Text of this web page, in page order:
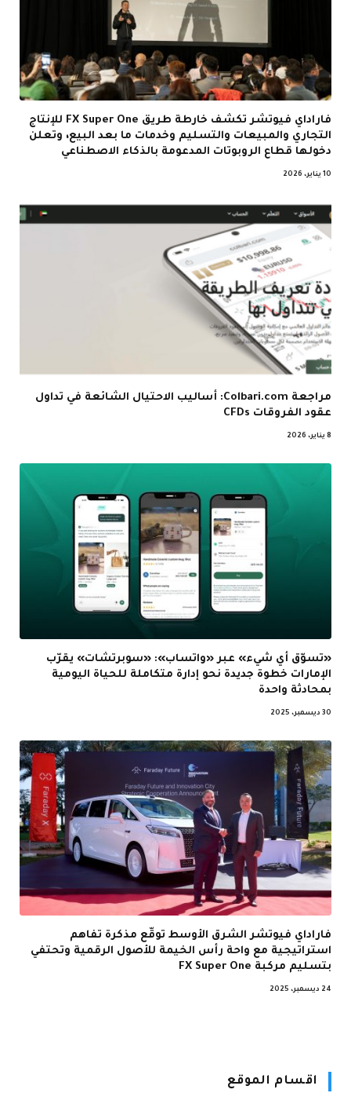
فاراداي فيوتشر تكشف خارطة طريق FX Super One للإنتاج
التجاري والمبيعات والتسليم وخدمات ما بعد البيع، وتعلن
دخولها قطاع الروبوتات المدعومة بالذكاء الاصطناعي
10 يناير، 2026
مراجعة Colbari.com: أساليب الاحتيال الشائعة في تداول
عقود الفروقات CFDs
8 يناير، 2026
«تسوّق أي شيء» عبر «واتساب»: «سوبرتشات» يقرّب
الإمارات خطوة جديدة نحو إدارة متكاملة للحياة اليومية
بمحادثة واحدة
30 ديسمبر، 2025
فاراداي فيوتشر الشرق الأوسط توقّع مذكرة تفاهم
استراتيجية مع واحة رأس الخيمة للأصول الرقمية وتحتفي
بتسليم مركبة FX Super One
24 ديسمبر، 2025
اقسام الموقع